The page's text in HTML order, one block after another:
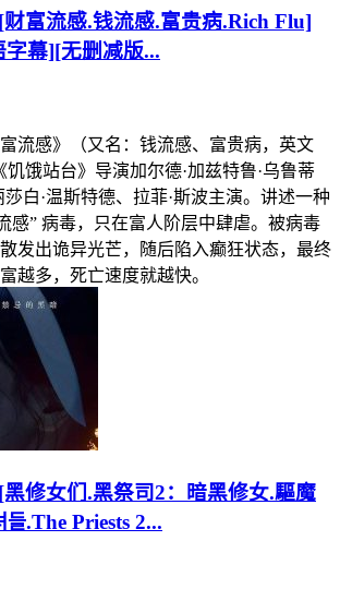
富流感.钱流感.富贵病.Rich Flu]
幕][无删减版...
流感》（又名：钱流感、富贵病，英文
饥饿站台》导演加尔德·加兹特鲁·乌鲁蒂
白·温斯特德、拉菲·斯波主演。讲述一种
感” 病毒，只在富人阶层中肆虐。被病毒
发出诡异光芒，随后陷入癫狂状态，最终
越多，死亡速度就越快。
修女们.黑祭司2：暗黑修女.驅魔
들.The Priests 2...